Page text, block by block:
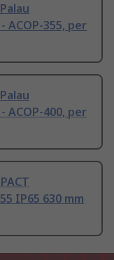
ACOP-355, per
ACOP-400, per
IP65 630 mm